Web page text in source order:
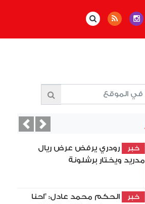
خبر
رودري يرفض عرض ريال
مدريد ويختار برشلونة
خبر
الحكم محمد عادل: "احنا
PreviousNext